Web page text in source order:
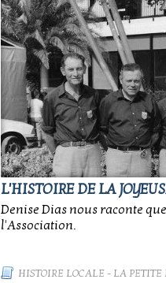
L'HISTOIRE DE LA
Denise Dias nous raconte
l'Association.
HISTOIRE LOCALE- LA PETITE